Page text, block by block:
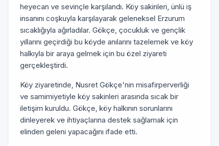
heyecan ve sevinçle karşılandı. Köy sakinleri, ünlü iş
insanını coşkuyla karşılayarak geleneksel Erzurum
sıcaklığıyla ağırladılar. Gökçe, çocukluk ve gençlik
yıllarını geçirdiği bu köyde anılarını tazelemek ve köy
halkıyla bir araya gelmek için bu özel ziyareti
gerçekleştirdi.
Köy ziyaretinde, Nusret Gökçe'nin misafirperverliği
ve samimiyetiyle köy sakinleri arasında sıcak bir
iletişim kuruldu. Gökçe, köy halkının sorunlarını
dinleyerek ve ihtiyaçlarına destek sağlamak için
elinden geleni yapacağını ifade etti.